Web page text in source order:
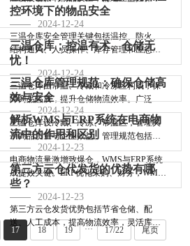
系。库存积···
控环境下的物品安全
2024-12-24
三温仓库安全管理关键包括温控、防火、
结构通风、人员操作、库存管理和应急预
案。面临···
三温仓库；控温有术、仓储无
忧！
2024-12-24
三温仓库由常温、冷藏和冷冻区构成，保
障商品品质，提升仓储物流效率。广泛应
用于食品···
三温仓库管理规范：确保仓储高
效与安全
2024-12-24
三温仓库设冷藏、冷冻、常温区，管理关
乎商品质量与企业效益。管理规范包括温
控、货物···
解析WMS与ERP系统在电商物
流中的作用和区别
2024-12-23
电商物流量激增致爆仓，WMS与ERP系统
成提效关键。ERP优化采购、财务，WMS
强化仓储配送···
第三方云仓代发货的优势有哪
些？
2024-12-23
第三方云仓发货优势包括节省仓储、配
送、人工成本，提高物流效率，灵活库存
管理，弹性···
17 18 19 ··· 17/22 尾页